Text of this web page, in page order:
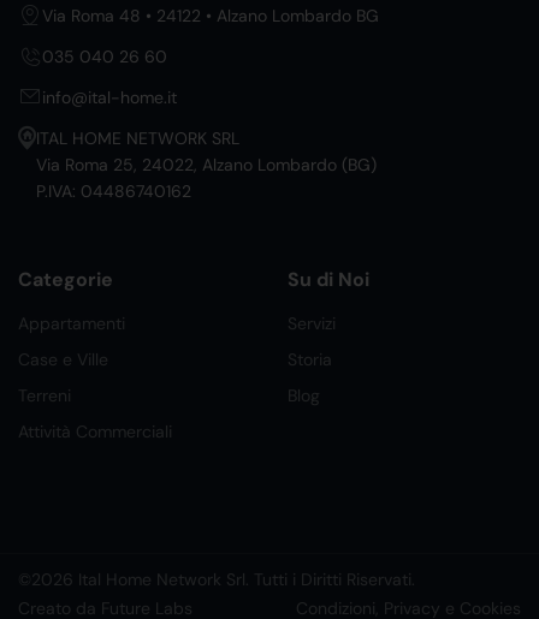
Via Roma 48 • 24122 • Alzano Lombardo BG
035 040 26 60
info@ital-home.it
ITAL HOME NETWORK SRL
Via Roma 25, 24022, Alzano Lombardo (BG)
P.IVA: 04486740162
Categorie
Appartamenti
Case e Ville
Terreni
Attività Commerciali
Su di Noi
Servizi
Storia
Blog
©2026 Ital Home Network Srl. Tutti i Diritti Riservati.
Creato da Future Labs
Condizioni, Privacy e Cookies